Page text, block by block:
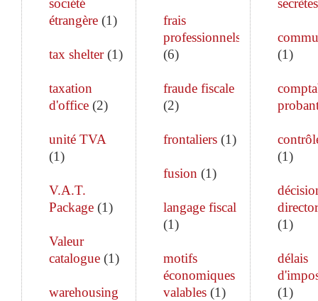
société
étrangère (1)
tax shelter(1)
taxation
d'office (2)
unité TVA
(1)
V.A.T.
Package (1)
Valeur
catalogue (1)
warehousing
frais
professionnels
(6)
fraude fiscale
(2)
frontaliers(1)
fusion (1)
langage fiscal
(1)
motifs
économiques
valables(1)
secrètes
(1)
(1)
(1)
délais
(1)